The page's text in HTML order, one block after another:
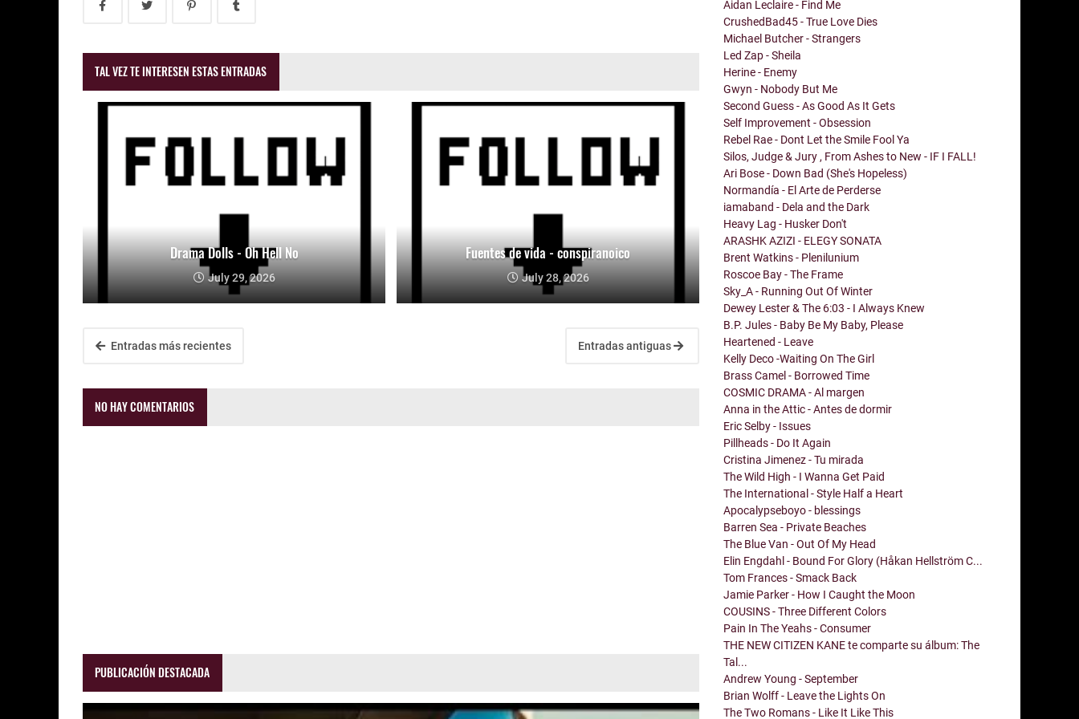
TAL VEZ TE INTERESEN ESTAS ENTRADAS
Drama Dolls - Oh Hell No
July 29, 2026
Fuentes de vida - conspiranoico
July 28, 2026
Entradas más recientes Entradas antiguas
NO HAY COMENTARIOS
PUBLICACIÓN DESTACADA
Aidan Leclaire - Find Me
CrushedBad45 - True Love Dies
Michael Butcher - Strangers
Led Zap - Sheila
Herine - Enemy
Gwyn - Nobody But Me
Second Guess - As Good As It Gets
Self Improvement - Obsession
Rebel Rae - Dont Let the Smile Fool Ya
Silos, Judge & Jury , From Ashes to New - IF I FALL!
Ari Bose - Down Bad (She's Hopeless)
Normandía - El Arte de Perderse
iamaband - Dela and the Dark
Heavy Lag - Husker Don't
ARASHK AZIZI - ELEGY SONATA
Brent Watkins - Plenilunium
Roscoe Bay - The Frame
Sky_A - Running Out Of Winter
Dewey Lester & The 6:03 - I Always Knew
B.P. Jules - Baby Be My Baby, Please
Heartened - Leave
Kelly Deco -Waiting On The Girl
Brass Camel - Borrowed Time
COSMIC DRAMA - Al margen
Anna in the Attic - Antes de dormir
Eric Selby - Issues
Pillheads - Do It Again
Cristina Jimenez - Tu mirada
The Wild High - I Wanna Get Paid
The International - Style Half a Heart
Apocalypseboyo - blessings
Barren Sea - Private Beaches
The Blue Van - Out Of My Head
Elin Engdahl - Bound For Glory (Håkan Hellström C...
Tom Frances - Smack Back
Jamie Parker - How I Caught the Moon
COUSINS - Three Different Colors
Pain In The Yeahs - Consumer
THE NEW CITIZEN KANE te comparte su álbum: The
Tal...
Andrew Young - September
Brian Wolff - Leave the Lights On
The Two Romans - Like It Like This